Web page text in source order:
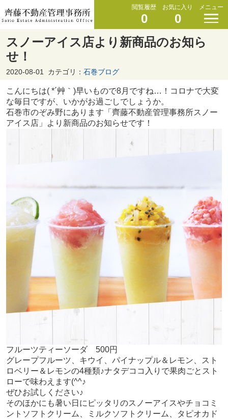
閲覧履歴
0
お気に入り
0
メニュー
スノーアイス店より新商品のお知ら
せ！
2020-08-01 カテゴリ： 石巻ブログ
こんにちは( *´艸｀)早いもので8月ですね…！コロナで大変
な毎日ですが、いかがお過ごしでしょうか。
石巻市のぞみ野にあります「齊藤不動産管理事務所スノー
アイス店」より新商品のお知らせです！
フルーツティーソーダ 500円
グレープフルーツ、キウイ、パイナップル＆レモン、スト
ロベリー＆レモンの4種類♪ナタデココ入りで果肉ごとスト
ローで味わえます(^^♪
ぜひお試しください♪
そのほかにも暑い日にピッタリのスノーアイスやチョコミ
ントソフトクリーム、ミルクソフトクリーム、タピオカド